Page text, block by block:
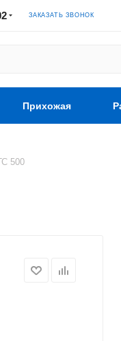
ЗАКАЗАТЬ ЗВОНОК
Прихожая
500